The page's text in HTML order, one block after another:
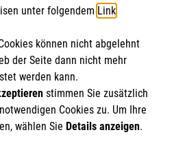
1201 2160 16
ist als eingetragene
unter folgendem Link.
können nicht abgelehnt
der Seite dann nicht mehr
werden kann.
stimmen Sie zusätzlich
Cookies zu. Um Ihre
wählen Sie Details anzeigen.